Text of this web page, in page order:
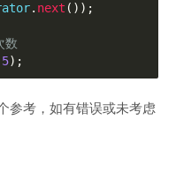
. next ());
数
5);
参考，如有错误或未考虑